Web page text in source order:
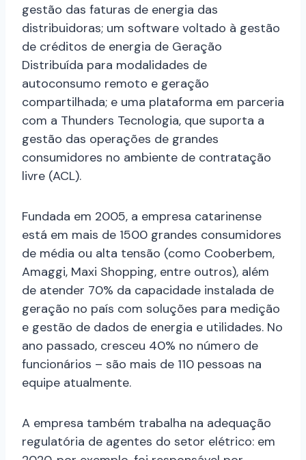
gestão das faturas de energia das
distribuidoras; um software voltado à gestão
de créditos de energia de Geração
Distribuída para modalidades de
autoconsumo remoto e geração
compartilhada; e uma plataforma em parceria
com a Thunders Tecnologia, que suporta a
gestão das operações de grandes
consumidores no ambiente de contratação
livre (ACL).
Fundada em 2005, a empresa catarinense
está em mais de 1500 grandes consumidores
de média ou alta tensão (como Cooberbem,
Amaggi, Maxi Shopping, entre outros), além
de atender 70% da capacidade instalada de
geração no país com soluções para medição
e gestão de dados de energia e utilidades. No
ano passado, cresceu 40% no número de
funcionários – são mais de 110 pessoas na
equipe atualmente.
A empresa também trabalha na adequação
regulatória de agentes do setor elétrico: em